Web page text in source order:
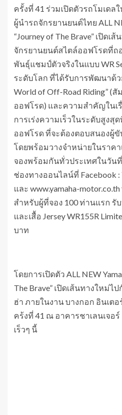
ครั้งที่ 41 ร่วมเปิดตัวรถโมเด
ผู้นำรถจักรยานยนต์ไทย ALL
“Journey of The Brave” เปิด
จักรยานยนต์สไตล์ออฟโรดที่ถ
พันธุ์แชมป์ตัวจริงในแบบ WR
ระดับโลก ที่ได้รับการพัฒนาด้ว
World of Off-Road Riding” (
ออฟโรด) และความสำคัญในเ
การเร่งความเร็วในระดับสูงสุ
ออฟโรด ที่จะต้องตอบสนองผู้
โดยพร้อมวางจำหน่ายในราค
จองพร้อมกันทั่วประเทศในวัน
ช่องทางออนไลน์ที่ Facebook :
และ www.yamaha-
สำหรับผู้ที่จอง 100 ท่านแรก รั
และเสื้อ Jersey WR155R
บาท
โดยการเปิดตัว ALL NEW
The Brave” เปิดเส้นทางใหม่
ฮ่า ภายในงาน บางกอก อินเต
คร้งที่ 41 ณ อาคารชาเลนเจอ
เร็วๆ นี้